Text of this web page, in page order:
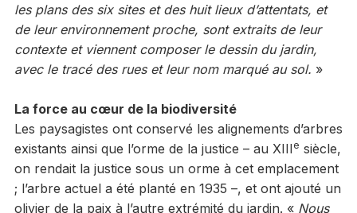
les plans des six sites et des huit lieux d’attentats, et
de leur environnement proche, sont extraits de leur
contexte et viennent composer le dessin du jardin,
avec le tracé des rues et leur nom marqué au sol. »
La force au cœur de la biodiversité
Les paysagistes ont conservé les alignements d’arbres
existants ainsi que l’orme de la justice – au XIIIe siècle,
on rendait la justice sous un orme à cet emplacement
; l’arbre actuel a été planté en 1935 –, et ont ajouté un
olivier de la paix à l’autre extrémité du jardin. « Nous